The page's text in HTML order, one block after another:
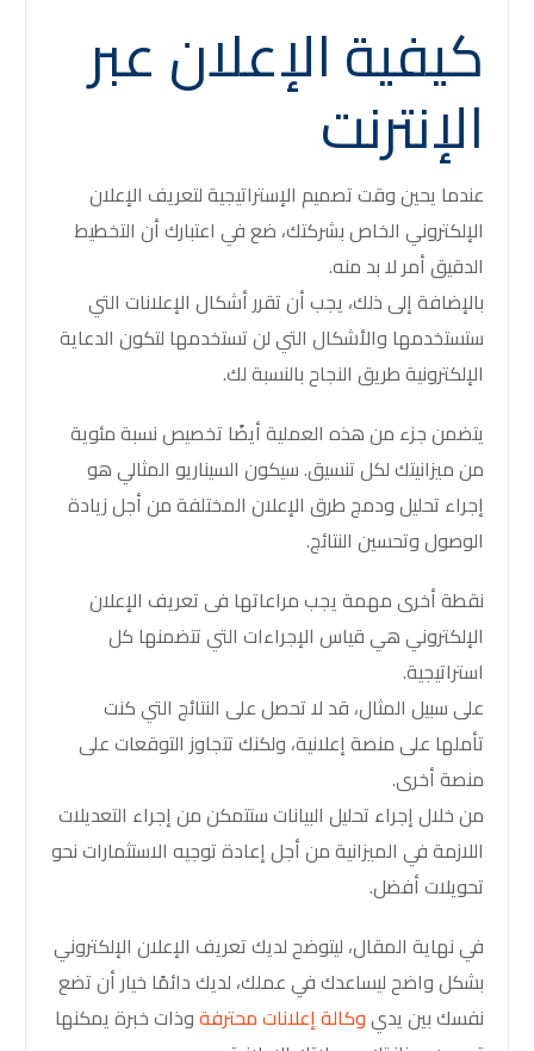
كيفية الإعلان عبر
الإنترنت
عندما يحين وقت تصميم الإستراتيجية لتعريف الإعلان
الإلكتروني الخاص بشركتك، ضع في اعتبارك أن التخطيط
الدقيق أمر لا بد منه.
بالإضافة إلى ذلك، يجب أن تقرر أشكال الإعلانات التي
ستستخدمها والأشكال التي لن تستخدمها لتكون الدعاية
الإلكترونية طريق النجاح بالنسبة لك.
يتضمن جزء من هذه العملية أيضًا تخصيص نسبة مئوية
من ميزانيتك لكل تنسيق. سيكون السيناريو المثالي هو
إجراء تحليل ودمج طرق الإعلان المختلفة من أجل زيادة
الوصول وتحسين النتائج.
نقطة أخرى مهمة يجب مراعاتها فىتعريف الإعلان
الإلكترونيهي قياس الإجراءات التي تتضمنها كل
استراتيجية.
على سبيل المثال، قد لا تحصل على النتائج التي كنت
تأملها على منصة إعلانية، ولكنك تتجاوز التوقعات على
منصة أخرى.
من خلال إجراء تحليل البيانات ستتمكن من إجراء التعديلات
اللازمة في الميزانية من أجل إعادة توجيه الاستثمارات نحو
تحويلات أفضل.
في نهاية المقال، ليتوضح لديك تعريف الإعلان الإلكتروني
بشكل واضح ليساعدك في عملك، لديك دائمًا خيار أن تضع
نفسك بين يديوكالة إعلانات محترفةوذات خبرة يمكنها